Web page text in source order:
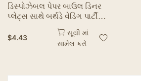
ડિસ્પોઝેબલ પેપર બાઉલ ડિનર
પ્લેટ્સ સાથે બર્થડે વેડિંગ પાર્ટી
ટેબલવેર ડિસ્પોઝેબલ પેપર ટ્રે
વ્હાઇટ પેપર બાઉલ
$4.43
સૂચી માં
સામેલ કરો